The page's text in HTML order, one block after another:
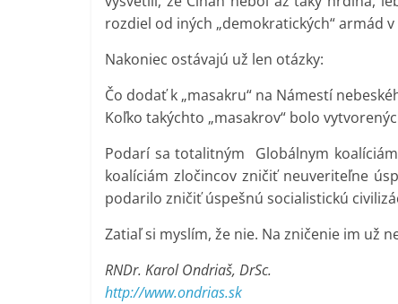
rozdiel od iných „demokratických“ armád
Nakoniec ostávajú už len otázky:
Čo dodať k „masakru“ na Námestí
Koľko takýchto „masakrov“ bolo
Podarí sa totalitným Globálnym
koalíciám zločincov zničiť neuveriteľne
podarilo zničiť úspešnú socialistickú
Zatiaľ si myslím, že nie. Na zničenie im už
RNDr. Karol Ondriaš, DrSc.
http://www.ondrias.sk